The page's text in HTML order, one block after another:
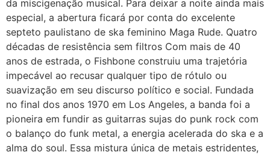
da miscigenação musical. Para deixar a noite ainda mais
especial, a abertura ficará por conta do excelente
septeto paulistano de ska feminino Maga Rude. Quatro
décadas de resistência sem filtros Com mais de 40
anos de estrada, o Fishbone construiu uma trajetória
impecável ao recusar qualquer tipo de rótulo ou
suavização em seu discurso político e social. Fundada
no final dos anos 1970 em Los Angeles, a banda foi a
pioneira em fundir as guitarras sujas do punk rock com
o balanço do funk metal, a energia acelerada do ska e a
alma do soul. Essa mistura única de metais estridentes,